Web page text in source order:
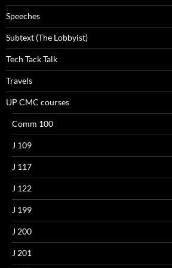
Speeches
Subtext (The Lobbyist)
Tech Tack Talk
Travels
UP CMC courses
Comm 100
J 109
J 117
J 122
J 199
J 200
J 201